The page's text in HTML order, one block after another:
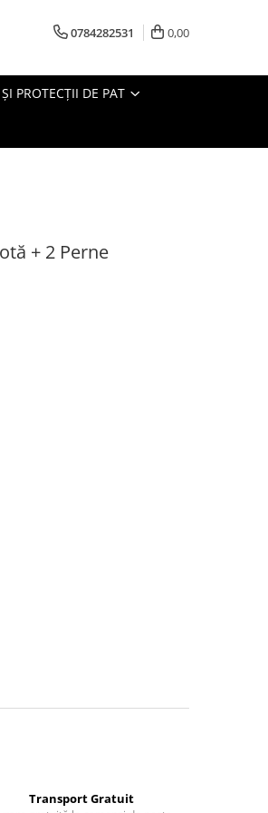
0784282531 0,00
PROTECȚII DE PAT
+ 2 Perne
Transport Gratuit